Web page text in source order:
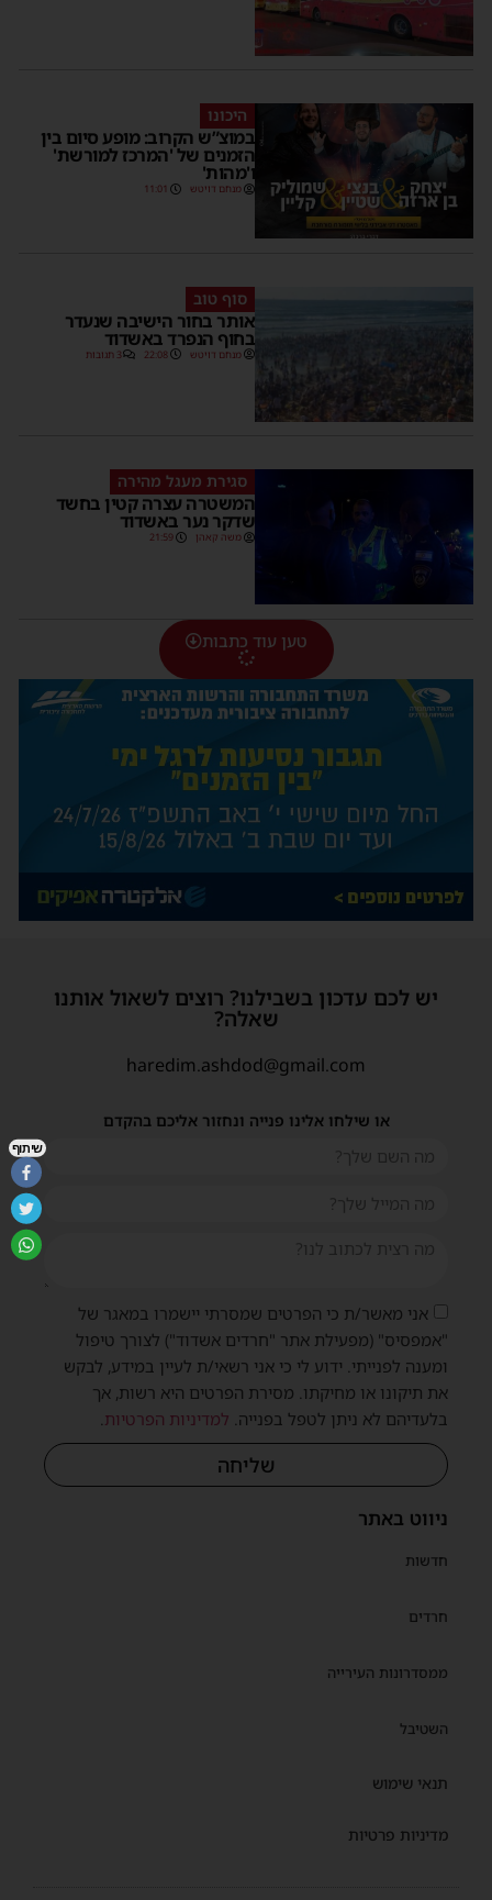
היכונו
במוצ”ש הקרוב: מופע סיום בין
הזמנים של 'המרכז למורשת'
ו'מהות'
מנחם דויטש 11:01
סוף טוב
אותר בחור הישיבה שנעדר
בחוף הנפרד באשדוד
מנחם דויטש 22:08 3 תגובות
סגירת מעגל מהירה
המשטרה עצרה קטין בחשד
שדקר נער באשדוד
משה קאהן 21:59
טען עוד כתבות
ניווט באתר
חדשות
חרדים
ממסדרונות העירייה
השטיבל
תנאי שימוש
מדיניות פרטיות
יש לכם עדכון בשבילנו? רוצים לשאול אותנו
שאלה?
haredim.ashdod@gmail.com
או שילחו אלינו פנייה ונחזור אליכם בהקדם
אני מאשר/ת כי הפרטים שמסרתי יישמרו במאגר של
"אמפסיס" (מפעילת אתר "חרדים אשדוד") לצורך טיפול
ומענה לפנייתי. ידוע לי כי אני רשאי/ת לעיין במידע, לבקש
את תיקונו או מחיקתו. מסירת הפרטים היא רשות, אך
בלעדיהם לא ניתן לטפל בפנייה. למדיניות הפרטיות
שליחה
שיתוף